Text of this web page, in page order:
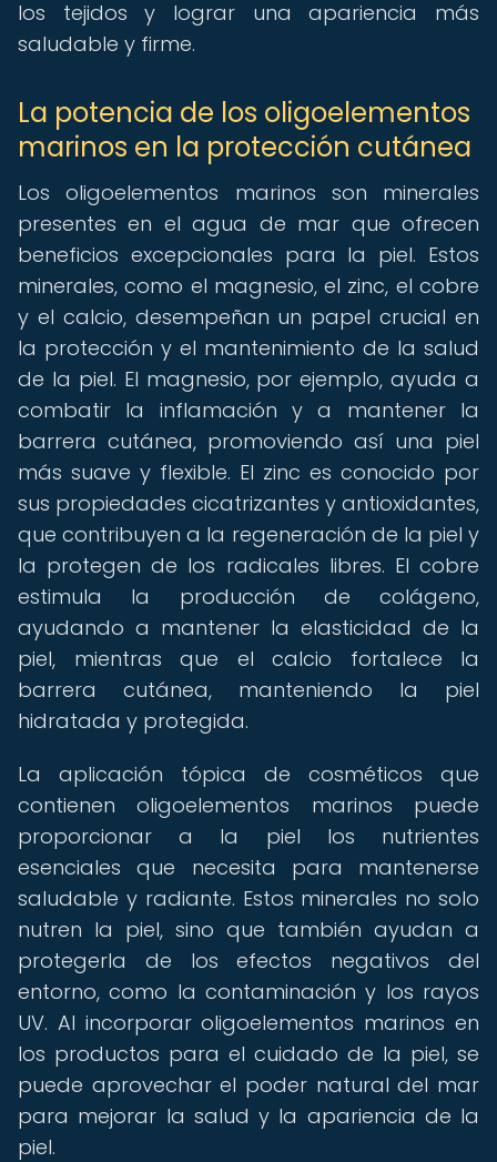
los tejidos y lograr una apariencia más
saludable y firme.
La potencia de los oligoelementos
marinos en la protección cutánea
Los oligoelementos marinos son minerales
presentes en el agua de mar que ofrecen
beneficios excepcionales para la piel. Estos
minerales, como el magnesio, el zinc, el cobre
y el calcio, desempeñan un papel crucial en
la protección y el mantenimiento de la salud
de la piel. El magnesio, por ejemplo, ayuda a
combatir la inflamación y a mantener la
barrera cutánea, promoviendo así una piel
más suave y flexible. El zinc es conocido por
sus propiedades cicatrizantes y antioxidantes,
que contribuyen a la regeneración de la piel y
la protegen de los radicales libres. El cobre
estimula la producción de colágeno,
ayudando a mantener la elasticidad de la
piel, mientras que el calcio fortalece la
barrera cutánea, manteniendo la piel
hidratada y protegida.
La aplicación tópica de cosméticos que
contienen oligoelementos marinos puede
proporcionar a la piel los nutrientes
esenciales que necesita para mantenerse
saludable y radiante. Estos minerales no solo
nutren la piel, sino que también ayudan a
protegerla de los efectos negativos del
entorno, como la contaminación y los rayos
UV. Al incorporar oligoelementos marinos en
los productos para el cuidado de la piel, se
puede aprovechar el poder natural del mar
para mejorar la salud y la apariencia de la
piel.